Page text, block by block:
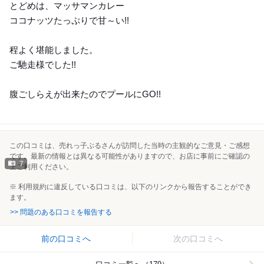
とどめは、マッサマンカレー
ココナッツたっぷりで甘～い!!
程よく堪能しました。
ご馳走様でした!!
腹ごしらえが出来たのでプールにGO!!
7
この口コミは、売れっ子ぶるさんが訪問した当時の主観的なご意見・ご感想
です。最新の情報とは異なる可能性がありますので、お店に事前にご確認の
上ご利用ください。
※ 利用規約に違反している口コミは、以下のリンクから報告することができ
ます。
>> 問題のある口コミを報告する
前の口コミへ 次の口コミへ